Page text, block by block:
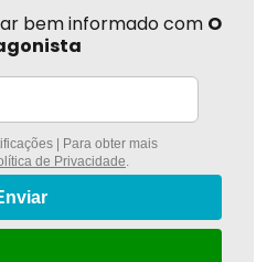
bem informado com O
| Para obter mais
de Privacidade.